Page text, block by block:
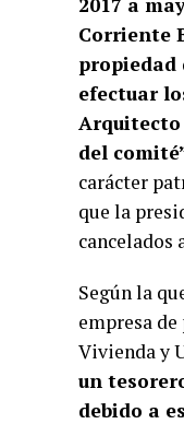
Corriente
propiedad
efectuar
Arquitecto
del
carácter
que la
cancelados
Según la
empresa
Vivienda y
un
debido a